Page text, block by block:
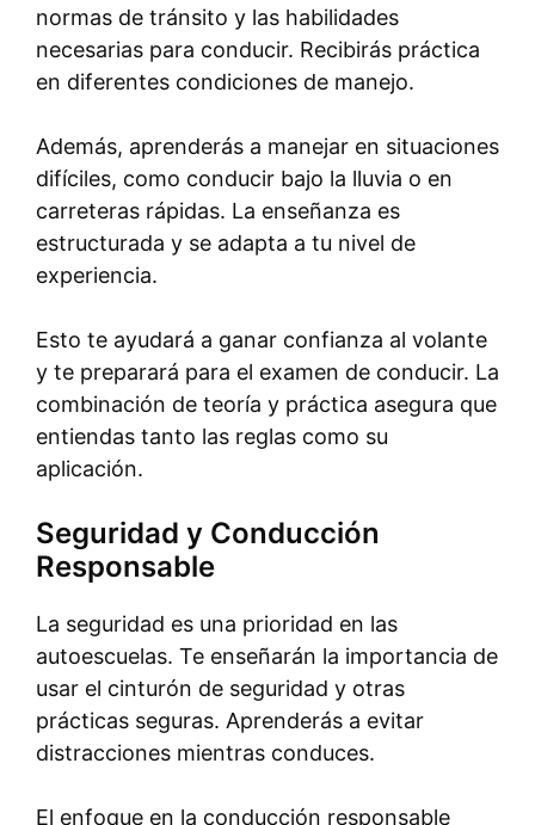
normas de tránsito y las habilidades
necesarias para conducir. Recibirás práctica
en diferentes condiciones de manejo.
Además, aprenderás a manejar en situaciones
difíciles, como conducir bajo la lluvia o en
carreteras rápidas. La enseñanza es
estructurada y se adapta a tu nivel de
experiencia.
Esto te ayudará a ganar confianza al volante
y te preparará para el examen de conducir. La
combinación de teoría y práctica asegura que
entiendas tanto las reglas como su
aplicación.
Seguridad y Conducción
Responsable
La seguridad es una prioridad en las
autoescuelas. Te enseñarán la importancia de
usar el cinturón de seguridad y otras
prácticas seguras. Aprenderás a evitar
distracciones mientras conduces.
El enfoque en la conducción responsable